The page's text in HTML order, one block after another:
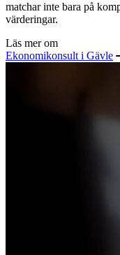
matchar inte bara på
värderingar.
Läs mer om
Ekonomikonsult i Gävle